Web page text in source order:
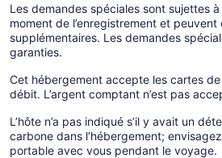
Les demandes spéciales sont sujettes
moment de l’enregistrement et
supplémentaires. Les demandes
garanties.
Cet hébergement accepte les cartes
débit. L’argent comptant n’est pas
L’hôte n’a pas indiqué s’il y avait un
carbone dans l’hébergement;
portable avec vous pendant le voyage.